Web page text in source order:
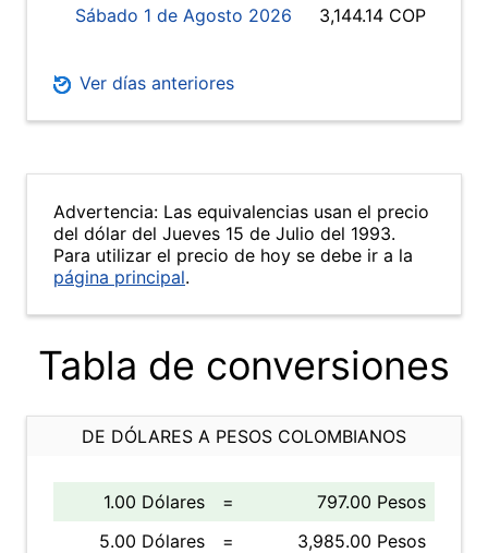
Sábado 1 de Agosto 2026 3,144.14 COP
Ver días anteriores
Advertencia: Las equivalencias usan el precio
del dólar del Jueves 15 de Julio del 1993.
Para utilizar el precio de hoy se debe ir a la
página principal.
Tabla de conversiones
DE DÓLARES A PESOS COLOMBIANOS
1.00 Dólares =
797.00 Pesos
5.00 Dólares
=
3,985.00 Pesos